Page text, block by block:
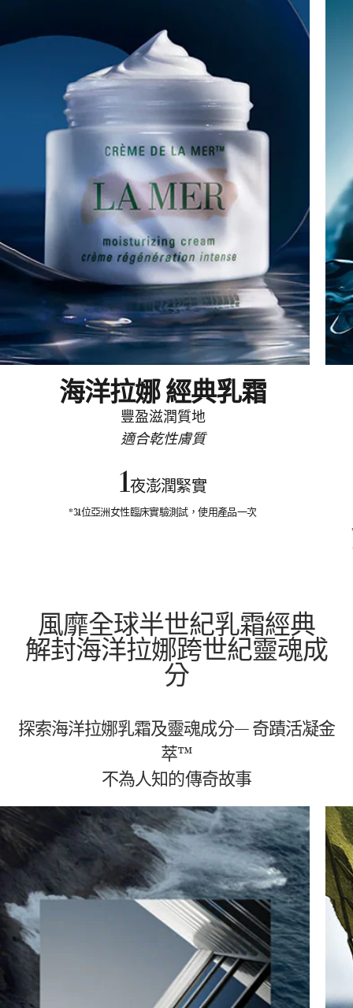
海洋拉娜 經典乳霜
豐盈滋潤質地
適合乾性膚質
1夜澎潤緊實
*31位亞洲女性臨床實驗測試，使用產品一次
風靡全球半世紀乳霜經典
解封海洋拉娜跨世紀靈魂成
分
探索海洋拉娜乳霜及靈魂成分— 奇蹟活凝金
萃™
不為人知的傳奇故事